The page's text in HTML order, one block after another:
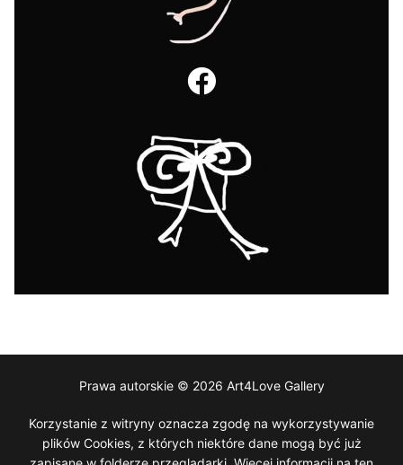
Prawa autorskie © 2026 Art4Love Gallery
Korzystanie z witryny oznacza zgodę na wykorzystywanie
plików Cookies, z których niektóre dane mogą być już